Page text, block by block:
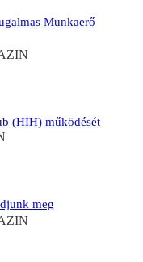
Munkaerő
(HIH) működését
meg